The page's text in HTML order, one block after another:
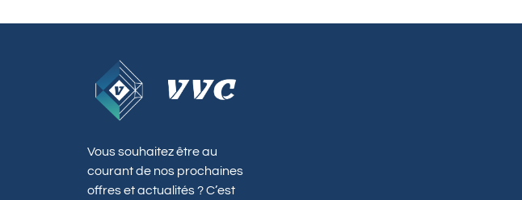
Vous souhaitez être au
courant de nos prochaines
offres et actualités ? C’est